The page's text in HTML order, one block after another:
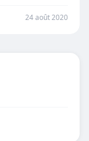
24 août 2020